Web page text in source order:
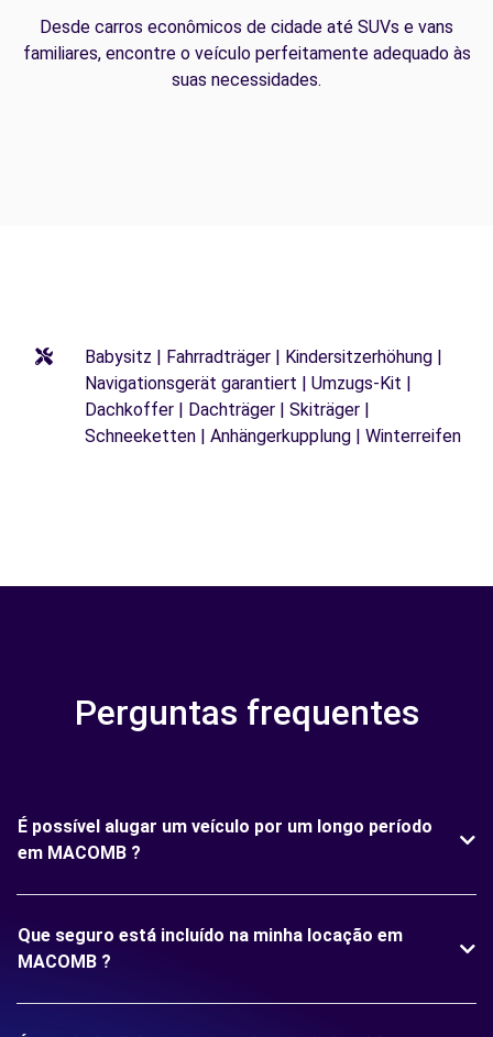
Desde carros econômicos de cidade até SUVs e vans
familiares, encontre o veículo perfeitamente adequado às
suas necessidades.
Babysitz | Fahrradträger | Kindersitzerhöhung |
Navigationsgerät garantiert | Umzugs-Kit |
Dachkoffer | Dachträger | Skiträger |
Schneeketten | Anhängerkupplung | Winterreifen
Perguntas frequentes
É possível alugar um veículo por um longo período
em MACOMB ?
Que seguro está incluído na minha locação em
MACOMB ?